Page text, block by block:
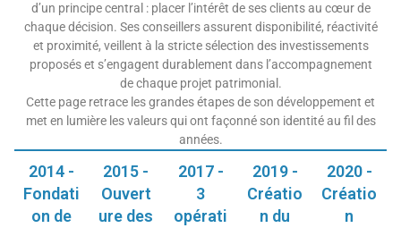
d’un principe central : placer l’intérêt de ses clients au cœur de
chaque décision. Ses conseillers assurent disponibilité, réactivité
et proximité, veillent à la stricte sélection des investissements
proposés et s’engagent durablement dans l’accompagnement
de chaque projet patrimonial.
Cette page retrace les grandes étapes de son développement et
met en lumière les valeurs qui ont façonné son identité au fil des
années.
2014 -
Fondati
on de
2015 -
Ouvert
ure des
2017 -
3
opérati
2019 -
Créatio
n du
2020 -
Créatio
n